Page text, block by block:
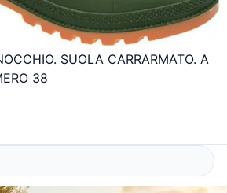
SUOLA CARRARMATO. A
38